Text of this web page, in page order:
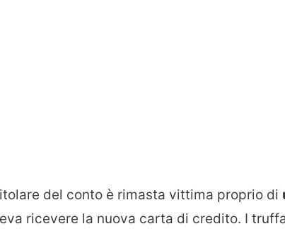
del conto è rimasta vittima proprio di
ricevere la nuova carta di credito. I